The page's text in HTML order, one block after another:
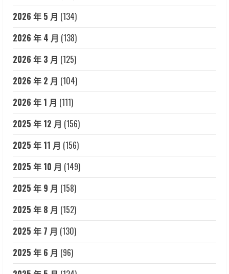
2026 年 5 月 (134)
2026 年 4 月 (138)
2026 年 3 月 (125)
2026 年 2 月 (104)
2026 年 1 月 (111)
2025 年 12 月 (156)
2025 年 11 月 (156)
2025 年 10 月 (149)
2025 年 9 月 (158)
2025 年 8 月 (152)
2025 年 7 月 (130)
2025 年 6 月 (96)